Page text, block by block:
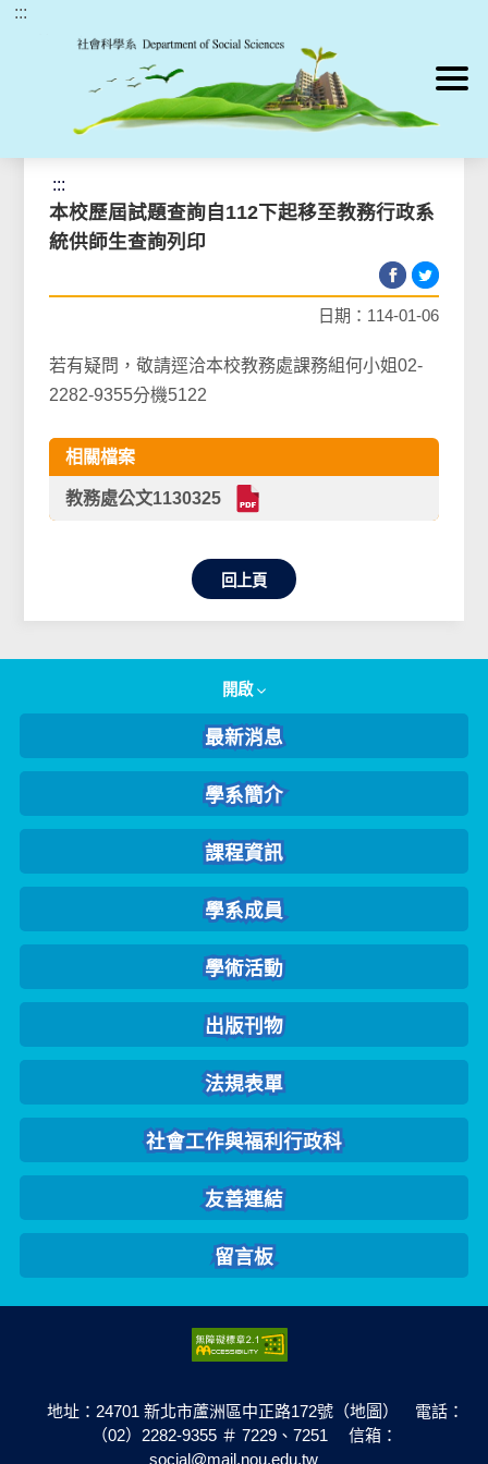
跳到主要內容區塊
:::
最新消息>最新消息
:::
本校歷屆試題查詢自112下起移至教務行政系
統供師生查詢列印
日期：114-01-06
若有疑問，敬請逕洽本校教務處課務組何小姐02-
2282-9355分機5122
相關檔案
教務處公文1130325
回上頁
開啟
最新消息
學系簡介
課程資訊
學系成員
學術活動
出版刊物
法規表單
社會工作與福利行政科
友善連結
留言板
地址：24701 新北市蘆洲區中正路172號（地圖） 電話：
（02）2282-9355 ＃ 7229、7251 信箱：
social@mail.nou.edu.tw